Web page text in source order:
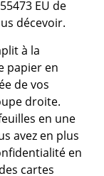
EU de
décevoir.
à la
papier en
de vos
droite.
en une
avez en plus
en
cartes